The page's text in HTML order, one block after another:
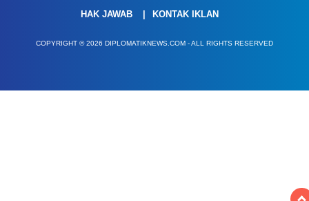
HAK JAWAB
KONTAK IKLAN
COPYRIGHT © 2026 DIPLOMATIKNEWS.COM - ALL RIGHTS RESERVED